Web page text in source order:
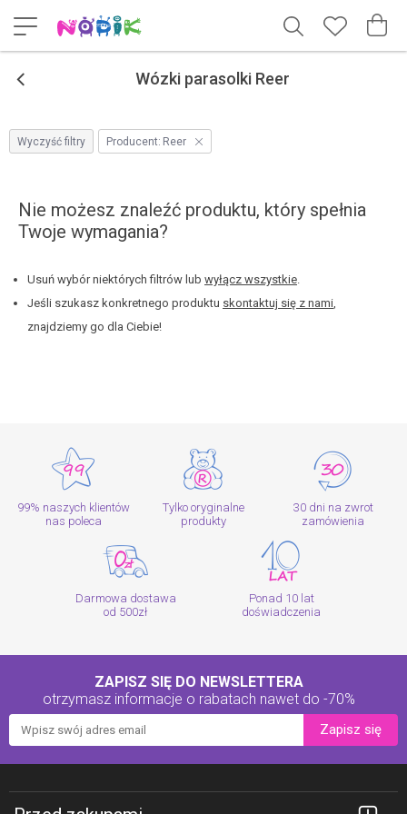
< Wózki parasolki Reer
Wyczyść filtry Producent: Reer
Nie możesz znaleźć produktu, który spełnia
Twoje wymagania?
Usuń wybór niektórych filtrów lub wyłącz wszystkie.
Jeśli szukasz konkretnego produktu skontaktuj się z nami,
znajdziemy go dla Ciebie!
99% naszych klientów
nas poleca
Tylko oryginalne
produkty
30 dni na zwrot
zamówienia
Darmowa dostawa
od 500zł
Ponad 10 lat
doświadczenia
ZAPISZ SIĘ DO NEWSLETTERA
otrzymasz informacje o rabatach nawet do -70%
Zapisz się